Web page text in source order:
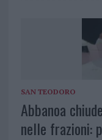
SAN TEODORO
Abbanoa
nelle frazioni: